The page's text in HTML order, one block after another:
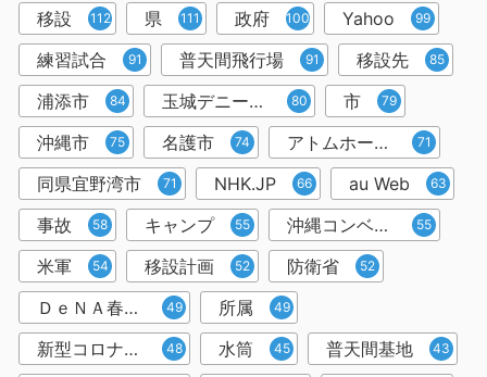
移設 112 県 111 政府 100 Yahoo 99
練習試合 91 普天間飛行場 91 移設先 85
浦添市 84 玉城デニー知事 80 市 79
沖縄市 75 名護市 74 アトムホームスタジアム宜野湾 71
同県宜野湾市 71 NHK.JP 66 au Web 63
事故 58 キャンプ 55 沖縄コンベンションセンター 55
米軍 54 移設計画 52 防衛省 52
ＤｅＮＡ春季キャンプ 49 所属 49
新型コロナウイルス 48 水筒 45 普天間基地 43